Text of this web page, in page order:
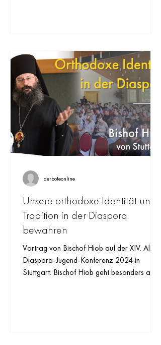
Unsere orthodoxe Identität und
Tradition in der Diaspora
bewahren
Vortrag von Bischof Hiob auf der XIV. All-
Diaspora-Jugend-Konferenz 2024 in
Stuttgart. Bischof Hiob geht besonders auf
derboteonline